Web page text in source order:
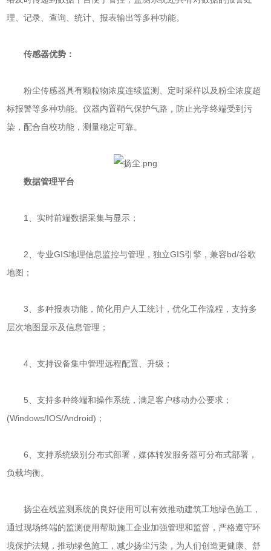
理、记录、查询、统计、报表输出等多种功能。
传感器优势：
粉尘传感器具有颗粒物浓度连续监测、定时采样以及粉尘浓度超
标报警等多种功能。仪器内置鞘气保护气路，防止光学终端受到污
染，配合自校功能，测量稳定可靠。
数据管理平台
1、实时前端数据采集与显示；
2、专业GIS地理信息监控与管理，独立GIS引擎，兼容bd/谷歌
地图；
3、多种报表功能，简化用户人工统计，优化工作流程，支持多
层次地图显示及信息管理；
4、支持设备集中管理远程配置、升级；
5、支持多种终端和操作系统，满足客户移动办公要求；
(Windows/IOS/Android)；
6、支持系统级别分布式部署，媒体转发服务器可分布式部署，
负载均衡。
扬尘在线监测系统的良好使用可以有效推动建筑工地绿色施工，
通过现场终端的监测使用帮助施工企业加强管理和监督，严格遵守环
境保护法规，推动绿色施工，减少扬尘污染，为人们创造更健康、舒